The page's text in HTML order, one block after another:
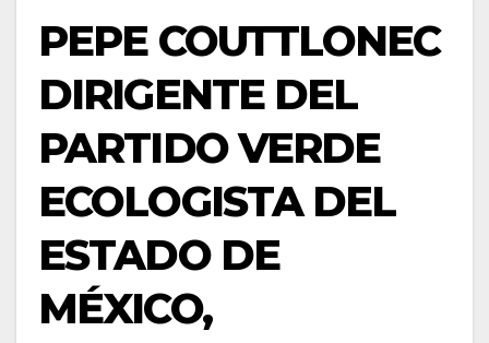
PEPE COUTTLONEC
DIRIGENTE DEL
PARTIDO VERDE
ECOLOGISTA DEL
ESTADO DE
MÉXICO,